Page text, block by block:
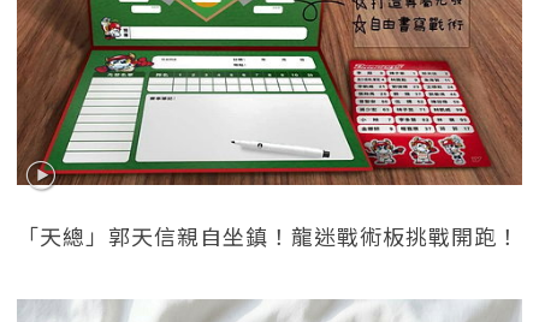
「天總」郭天信親自坐鎮！龍迷戰術板挑戰開跑！